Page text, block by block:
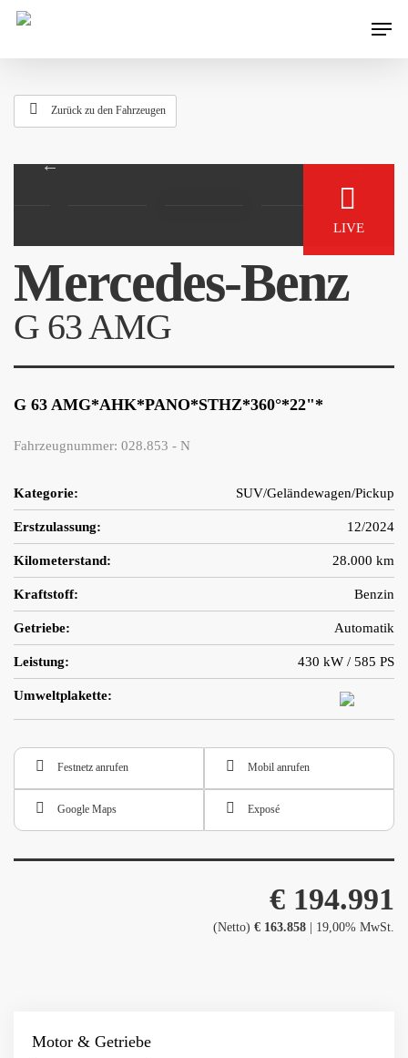
Zurück zu den Fahrzeugen
LIVE
Mercedes-Benz
G 63 AMG
G 63 AMG*AHK*PANO*STHZ*360°*22"*
Fahrzeugnummer: 028.853 - N
Kategorie: SUV/Geländewagen/Pickup
Erstzulassung: 12/2024
Kilometerstand: 28.000 km
Kraftstoff: Benzin
Getriebe: Automatik
Leistung: 430 kW / 585 PS
Umweltplakette:
Festnetz anrufen Mobil anrufen
Google Maps Exposé
€ 194.991
(Netto) € 163.858 | 19,00% MwSt.
Motor & Getriebe